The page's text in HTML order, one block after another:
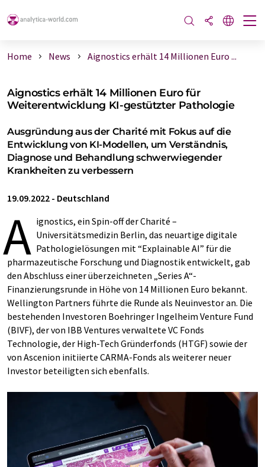
Home News Aignostics erhält 14 Millionen Euro ...
Aignostics erhält 14 Millionen Euro für
Weiterentwicklung KI-gestützter Pathologie
Ausgründung aus der Charité mit Fokus auf die
Entwicklung von KI-Modellen, um Verständnis,
Diagnose und Behandlung schwerwiegender
Krankheiten zu verbessern
19.09.2022 - Deutschland
A ignostics, ein Spin-off der Charité –
Universitätsmedizin Berlin, das neuartige digitale
Pathologielösungen mit “Explainable AI” für die
pharmazeutische Forschung und Diagnostik entwickelt, gab
den Abschluss einer überzeichneten „Series A“-
Finanzierungsrunde in Höhe von 14 Millionen Euro bekannt.
Wellington Partners führte die Runde als Neuinvestor an. Die
bestehenden Investoren Boehringer Ingelheim Venture Fund
(BIVF), der von IBB Ventures verwaltete VC Fonds
Technologie, der High-Tech Gründerfonds (HTGF) sowie der
von Ascenion initiierte CARMA-Fonds als weiterer neuer
Investor beteiligten sich ebenfalls.